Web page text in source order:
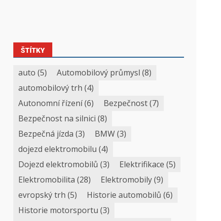
ŠTÍTKY
auto (5) Automobilový průmysl (8)
automobilový trh (4)
Autonomní řízení(6) Bezpečnost(7)
Bezpečnost na silnici (8)
Bezpečná jízda (3) BMW(3)
dojezd elektromobilu (4)
Dojezd elektromobilů (3) Elektrifikace (5)
Elektromobilita (28) Elektromobily(9)
evropský trh (5) Historie automobilů (6)
Historie motorsportu (3)